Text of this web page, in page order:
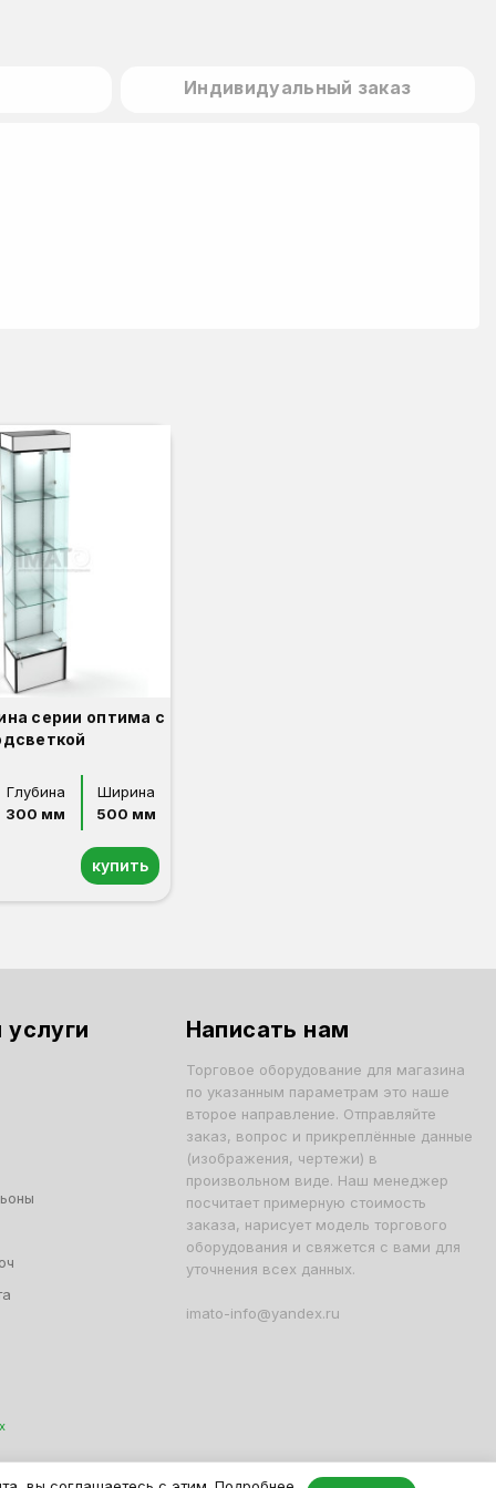
Индивидуальный заказ
серии оптима с
Глубина
300 мм
Ширина
500 мм
купить
услуги Написать нам
Торговое оборудование для магазина
по указанным параметрам это наше
второе направление. Отправляйте
заказ, вопрос и прикреплённые данные
(изображения, чертежи) в
произвольном виде. Наш менеджер
посчитает примерную стоимость
заказа, нарисует модель торгового
оборудования и свяжется с вами для
уточнения всех данных.
imato-info@yandex.ru